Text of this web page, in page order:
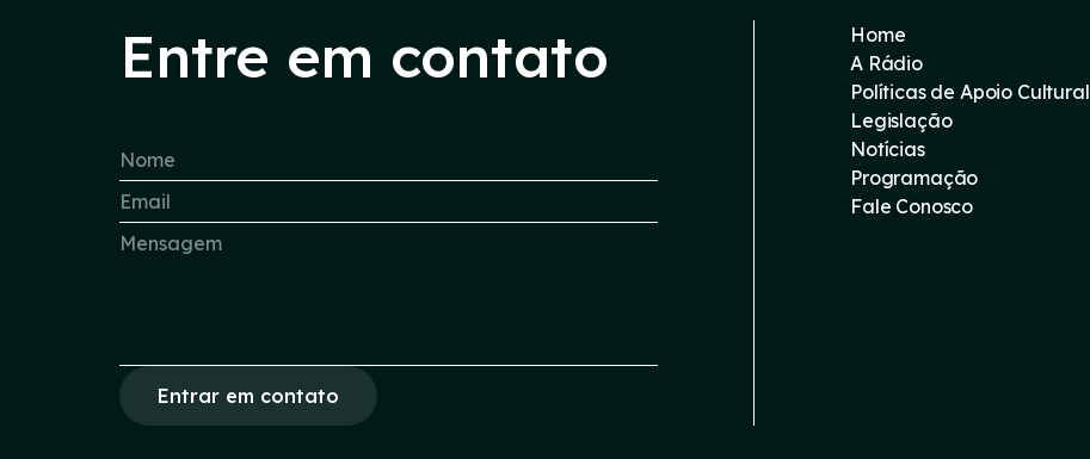
Entre em contato
Entrar em contato
Home
A Rádio
Políticas de Apoio Cultural
Legislação
Notícias
Programação
Fale Conosco